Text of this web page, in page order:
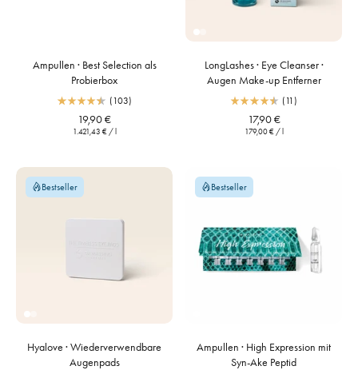
Ampullen · Best Selection als
Probierbox
(103)
19,90 €
1.421,43 € /
LongLashes · Eye Cleanser ·
Augen Make-up Entferner
(11)
17,90 €
179,00 € /
Bestseller
Hyalove · Wiederverwendbare
Augenpads
Bestseller
Ampullen · High Expression mit
Syn-Ake Peptid